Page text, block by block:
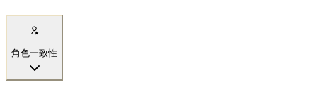
角色一致性